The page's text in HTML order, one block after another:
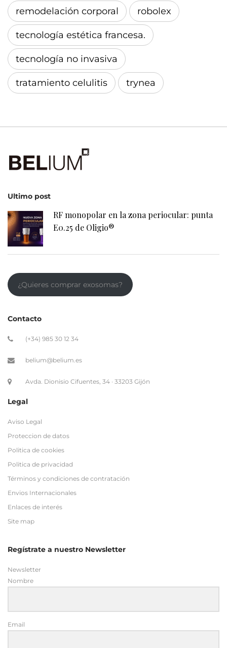
remodelación corporal robolex
tecnología estética francesa.
tecnología no invasiva
tratamiento celulitis trynea
Ultimo post
RF monopolar en la zona periocular: punta
E0.25 de Oligio®
¿Quieres comprar exosomas?
Contacto
(+34) 985 30 12 34
belium@belium.es
Avda. Dionisio Cifuentes, 34 · 33203 Gijón
Legal
Aviso Legal
Proteccion de datos
Politica de cookies
Politica de privacidad
Términos y condiciones de contratación
Envios Internacionales
Enlaces de interés
Site map
Regístrate a nuestro Newsletter
Newsletter
Nombre
Email